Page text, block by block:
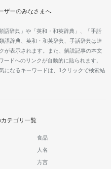
ザーのみなさまへ
語辞典」や「英和・和英辞典」、「手話
語辞典、英和・和英辞典、手話辞典は連
が表示されます。また、解説記事の本文
ドへのリンクが自動的に貼られます。
になるキーワードは、1クリックで検索結
テゴリ一覧
食品
人名
方言